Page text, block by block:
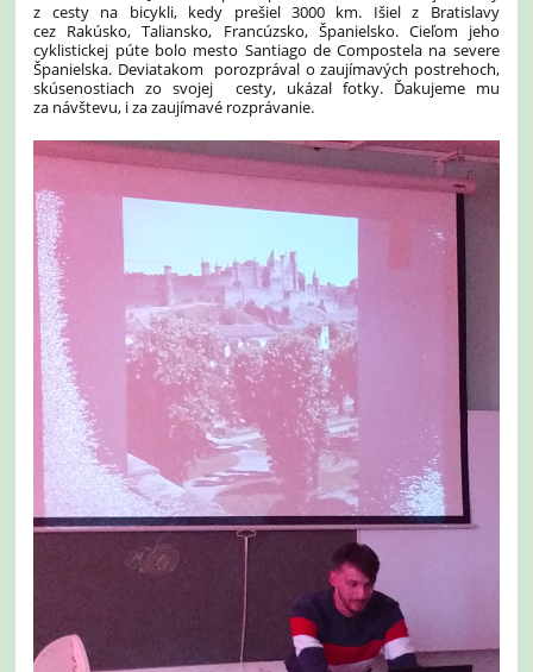
z cesty na bicykli, kedy prešiel 3000 km. Išiel z Bratislavy
cez Rakúsko, Taliansko, Francúzsko, Španielsko. Cieľom jeho
cyklistickej púte bolo mesto Santiago de Compostela na severe
Španielska. Deviatakom porozprával o zaujímavých postrehoch,
skúsenostiach zo svojej cesty, ukázal fotky. Ďakujeme mu
za návštevu, i za zaujímavé rozprávanie.